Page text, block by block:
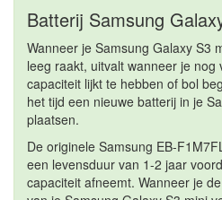
Batterij Samsung
Wanneer je Samsung Galaxy S3
leeg raakt, uitvalt wanneer je nog
capaciteit lijkt te hebben of bol
het tijd een nieuwe batterij in je
plaatsen.
De originele Samsung EB-
een levensduur van 1-2 jaar
capaciteit afneemt. Wanneer je